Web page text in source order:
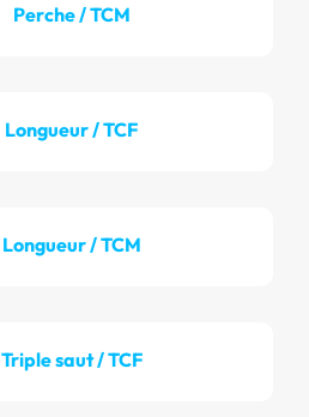
Perche / TCM
Longueur / TCF
Longueur / TCM
Triple saut / TCF